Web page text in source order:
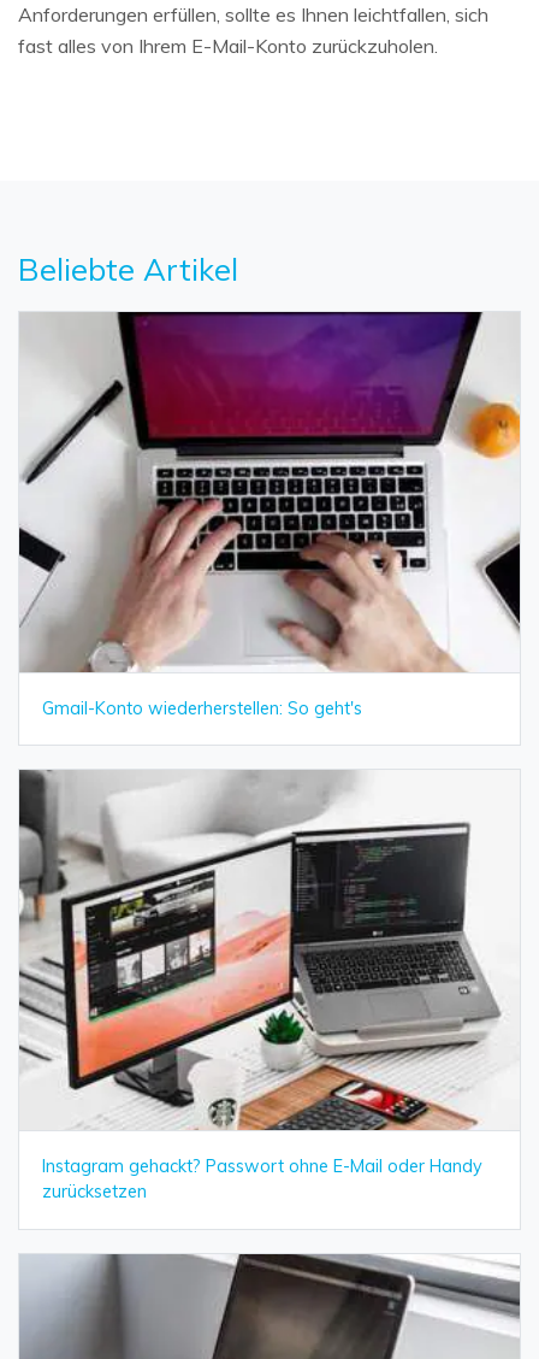
Anforderungen erfüllen, sollte es Ihnen leichtfallen, sich
fast alles von Ihrem E-Mail-Konto zurückzuholen.
Beliebte Artikel
Gmail-Konto wiederherstellen: So geht's
Instagram gehackt? Passwort ohne E-Mail oder Handy
zurücksetzen